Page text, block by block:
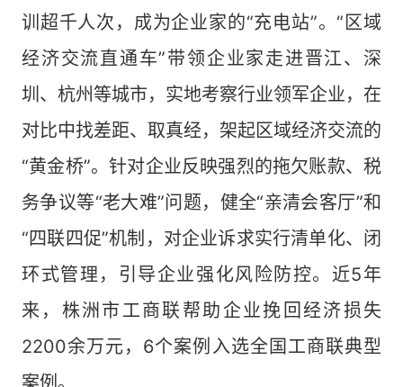
训超千人次，成为企业家的“充电站”。“区域
经济交流直通车”带领企业家走进晋江、深
圳、杭州等城市，实地考察行业领军企业，在
对比中找差距、取真经，架起区域经济交流的
“黄金桥”。针对企业反映强烈的拖欠账款、税
务争议等“老大难”问题，健全“亲清会客厅”和
“四联四促”机制，对企业诉求实行清单化、闭
环式管理，引导企业强化风险防控。近5年
来，株洲市工商联帮助企业挽回经济损失
2200余万元，6个案例入选全国工商联典型
案例。